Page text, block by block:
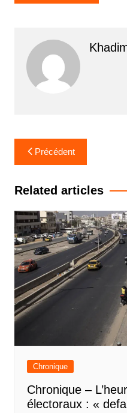
Navigation
de
l’article
Précédent
Related articles
Chronique
Chronique –
électoraux : «